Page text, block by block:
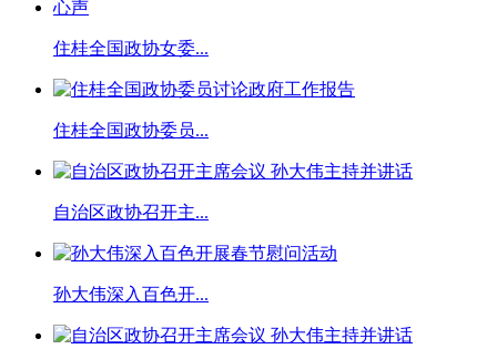
住桂全国政协女委...
住桂全国政协委员...
自治区政协召开主...
孙大伟深入百色开...